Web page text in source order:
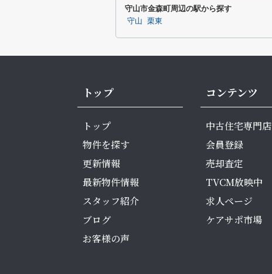
守山市金森町周辺の駅から探す
守山 栗東
トップ
トップ
物件を探す
更新情報
最新物件情報
スタッフ紹介
ブログ
お客様の声
コンテンツ
中古住宅専門店
会員登録
売却査定
TVCM放映中
求人ページ
ケアサポ市場